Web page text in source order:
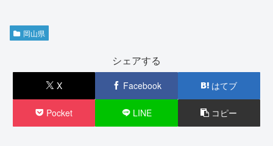
岡山県
シェアする
X Facebook はてブ
Pocket LINE コピー